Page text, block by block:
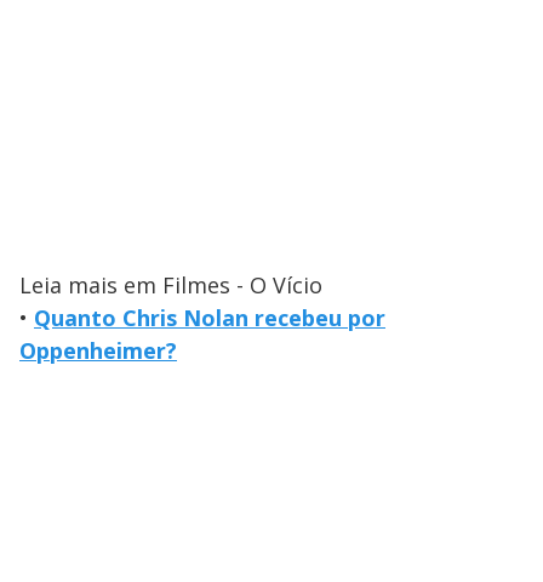
Leia mais em Filmes - O Vício
• Quanto Chris Nolan recebeu por
Oppenheimer?